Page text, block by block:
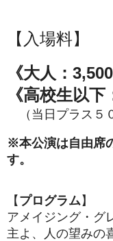
【入場料】
《大人： 3,500
《高校生以下
（当日プラス５
※本公演は自由席
す。
【 プログラム】
アメイジング・グ
主よ、人の望みの